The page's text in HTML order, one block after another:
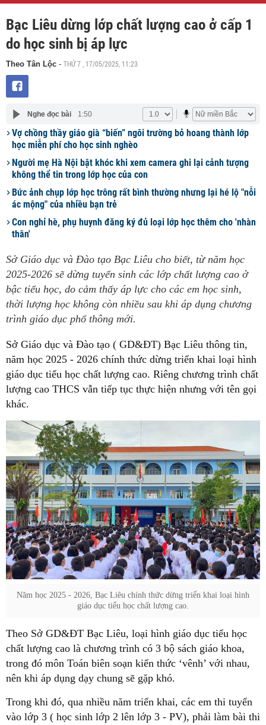
Bạc Liêu dừng lớp chất lượng cao ở cấp 1
do học sinh bị áp lực
Theo Tân Lộc - THỨ 7 , 17/05/2025, 11:23
Nghe đọc bài 1:50
Vợ chồng thầy giáo già “biến” ngôi trường bỏ hoang thành lớp
học miễn phí cho học sinh nghèo
Người mẹ Hà Nội bật khóc khi xem camera ghi lại cảnh tượng
không thể tin trong lớp học của con
Bức ảnh chụp lớp học trông rất bình thường nhưng lại hé lộ "nỗi
ác mộng" của nhiều bạn trẻ
Con nghỉ hè, phụ huynh đăng ký đủ loại lớp học thêm cho 'nhàn
thân'
Sở Giáo dục và Đào tạo Bạc Liêu cho biết, từ năm học
2025-2026 sẽ dừng tuyển sinh các lớp chất lượng cao ở
bậc tiểu học, do cảm thấy áp lực cho các em học sinh,
thời lượng học không còn nhiều sau khi áp dụng chương
trình giáo dục phổ thông mới.
Sở Giáo dục và Đào tạo ( GD&ĐT) Bạc Liêu thông tin,
năm học 2025 - 2026 chính thức dừng triển khai loại hình
giáo dục tiểu học chất lượng cao. Riêng chương trình chất
lượng cao THCS vẫn tiếp tục thực hiện nhưng với tên gọi
khác.
Năm học 2025 - 2026, Bạc Liêu chính thức dừng triển khai loại hình
giáo dục tiểu học chất lượng cao.
Theo Sở GD&ĐT Bạc Liêu, loại hình giáo dục tiểu học
chất lượng cao là chương trình có 3 bộ sách giáo khoa,
trong đó môn Toán biên soạn kiến thức ‘vênh’ với nhau,
nên khi áp dụng dạy chung sẽ gặp khó.
Trong khi đó, qua nhiều năm triển khai, các em thi tuyển
vào lớp 3 ( học sinh lớp 2 lên lớp 3 - PV), phải làm bài thi